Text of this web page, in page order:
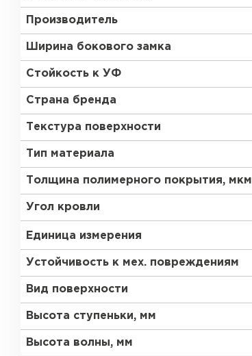
Производитель
Ширина бокового замка
Стойкость к УФ
Страна бренда
Текстура поверхности
Тип материала
Толщина полимерного покрытия, мкм
Угол кровли
Единица измерения
Устойчивость к мех. повреждениям
Вид поверхности
Высота ступеньки, мм
Высота волны, мм